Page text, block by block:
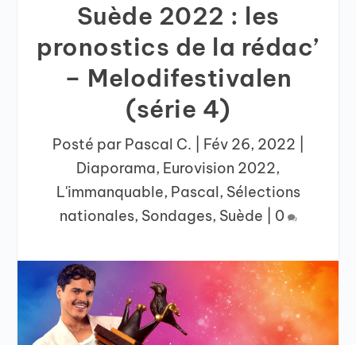
Suède 2022 : les
pronostics de la rédac’
– Melodifestivalen
(série 4)
Posté par Pascal C. Fév 26, 2022
Diaporama, Eurovision 2022,
L'immanquable, Pascal, Sélections
nationales, Sondages, Suède 0